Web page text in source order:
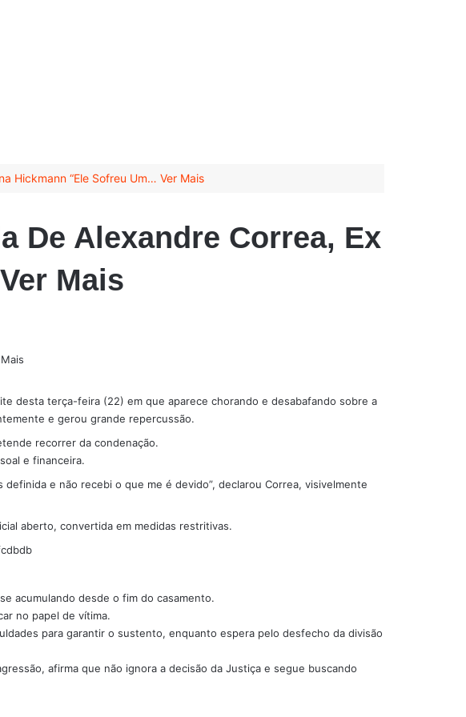
Hickmann “Ele Sofreu Um… Ver Mais
De Alexandre Correa, Ex
Mais
desta terça-feira (22) em que aparece chorando e desabafando sobre a
e gerou grande repercussão.
recorrer da condenação.
e financeira.
e não recebi o que me é devido”, declarou Correa, visivelmente
aberto, convertida em medidas restritivas.
acumulando desde o fim do casamento.
no papel de vítima.
para garantir o sustento, enquanto espera pelo desfecho da divisão
afirma que não ignora a decisão da Justiça e segue buscando